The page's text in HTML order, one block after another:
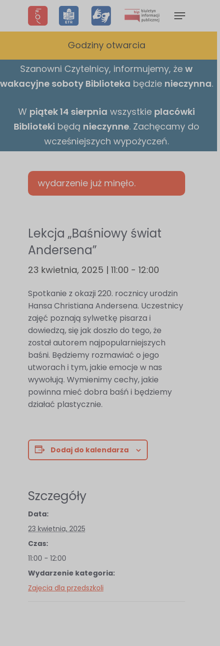
Menu
Godziny otwarcia
Szanowni Czytelnicy, informujemy, że w
wakacyjne soboty Biblioteka będzie nieczynna.
W piątek 14 sierpnia wszystkie placówki
Biblioteki będą nieczynne. Zachęcamy do
wcześniejszych wypożyczeń.
wydarzenie już minęło.
Lekcja „Baśniowy świat
Andersena”
23 kwietnia, 2025 | 11:00 - 12:00
Spotkanie z okazji 220. rocznicy urodzin
Hansa Christiana Andersena. Uczestnicy
zajęć poznają sylwetkę pisarza i
dowiedzą, się jak doszło do tego, że
został autorem najpopularniejszych
baśni. Będziemy rozmawiać o jego
utworach i tym, jakie emocje w nas
wywołują. Wymienimy cechy, jakie
powinna mieć dobra baśń i będziemy
działać plastycznie.
Dodaj do kalendarza
Szczegóły
Data:
23 kwietnia, 2025
Czas:
11:00 - 12:00
Wydarzenie kategoria:
Zajęcia dla przedszkoli
Te pliki cookie
nie są
opcjonalne. Są
one potrzebne
funkcjonowania
strony
internetowej.
Abyśmy mogli
poprawić
strony
internetowej,
na podstawie
używana.